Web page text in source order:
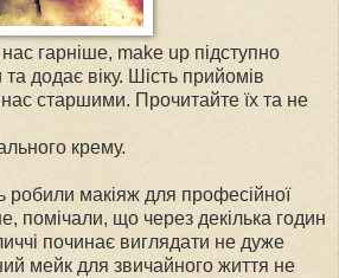
гарніше, make up підступно
додає віку. Шість прийомів
нас старшими. Прочитайте їх та не
крему.
макіяж для професійної
помічали, що через декілька годин
починає виглядати не дуже
мейк для звичайного життя не